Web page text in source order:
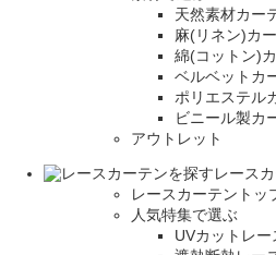
天然素材カー
麻(リネン)カ
綿(コットン)
ベルベットカ
ポリエステル
ビニール製カ
アウトレット
レース
レースカーテントッ
人気特集で選ぶ
UVカットレー